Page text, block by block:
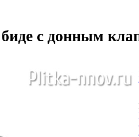
с донным